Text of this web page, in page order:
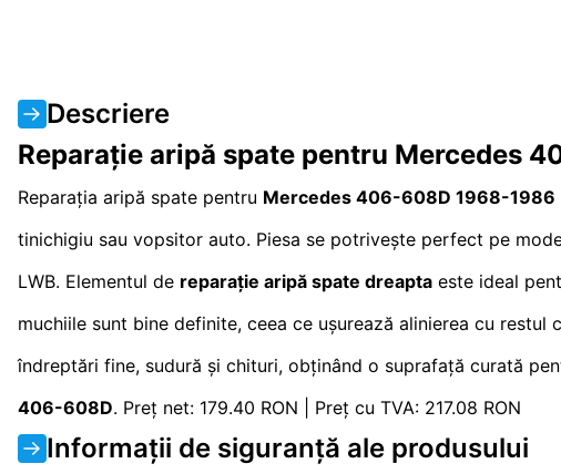
Descriere
Reparație aripă spate pentru Mercedes
Reparația aripă spate pentru Mercedes 406-608D 1968-1986
tinichigiu sau vopsitor auto. Piesa se potrivește perfect pe
LWB. Elementul de reparație aripă spate dreapta este ideal
muchiile sunt bine definite, ceea ce ușurează alinierea cu
îndreptări fine, sudură și chituri, obținând o suprafață curată
406-608D. Preț net: 179.40 RON | Preț cu TVA: 217.08 RON
Informații de siguranță ale produsului